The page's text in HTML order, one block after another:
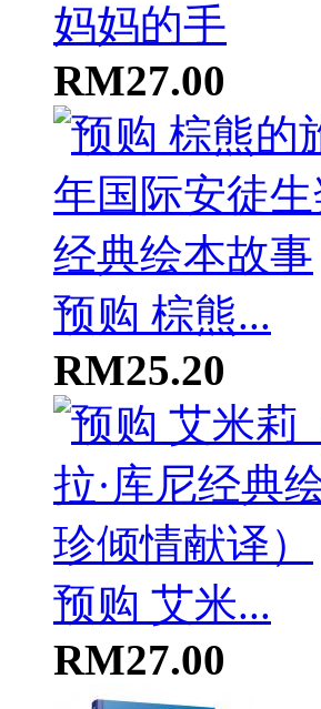
妈妈的手
RM27.00
预购 棕熊...
RM25.20
预购 艾米...
RM27.00